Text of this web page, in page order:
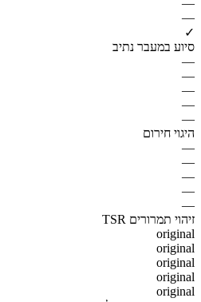
—
✓
סיוע במעבר נתיב
—
—
—
—
—
היגוי חירום
—
—
—
—
—
זיהוי תמרורים TSR
original
original
original
original
original